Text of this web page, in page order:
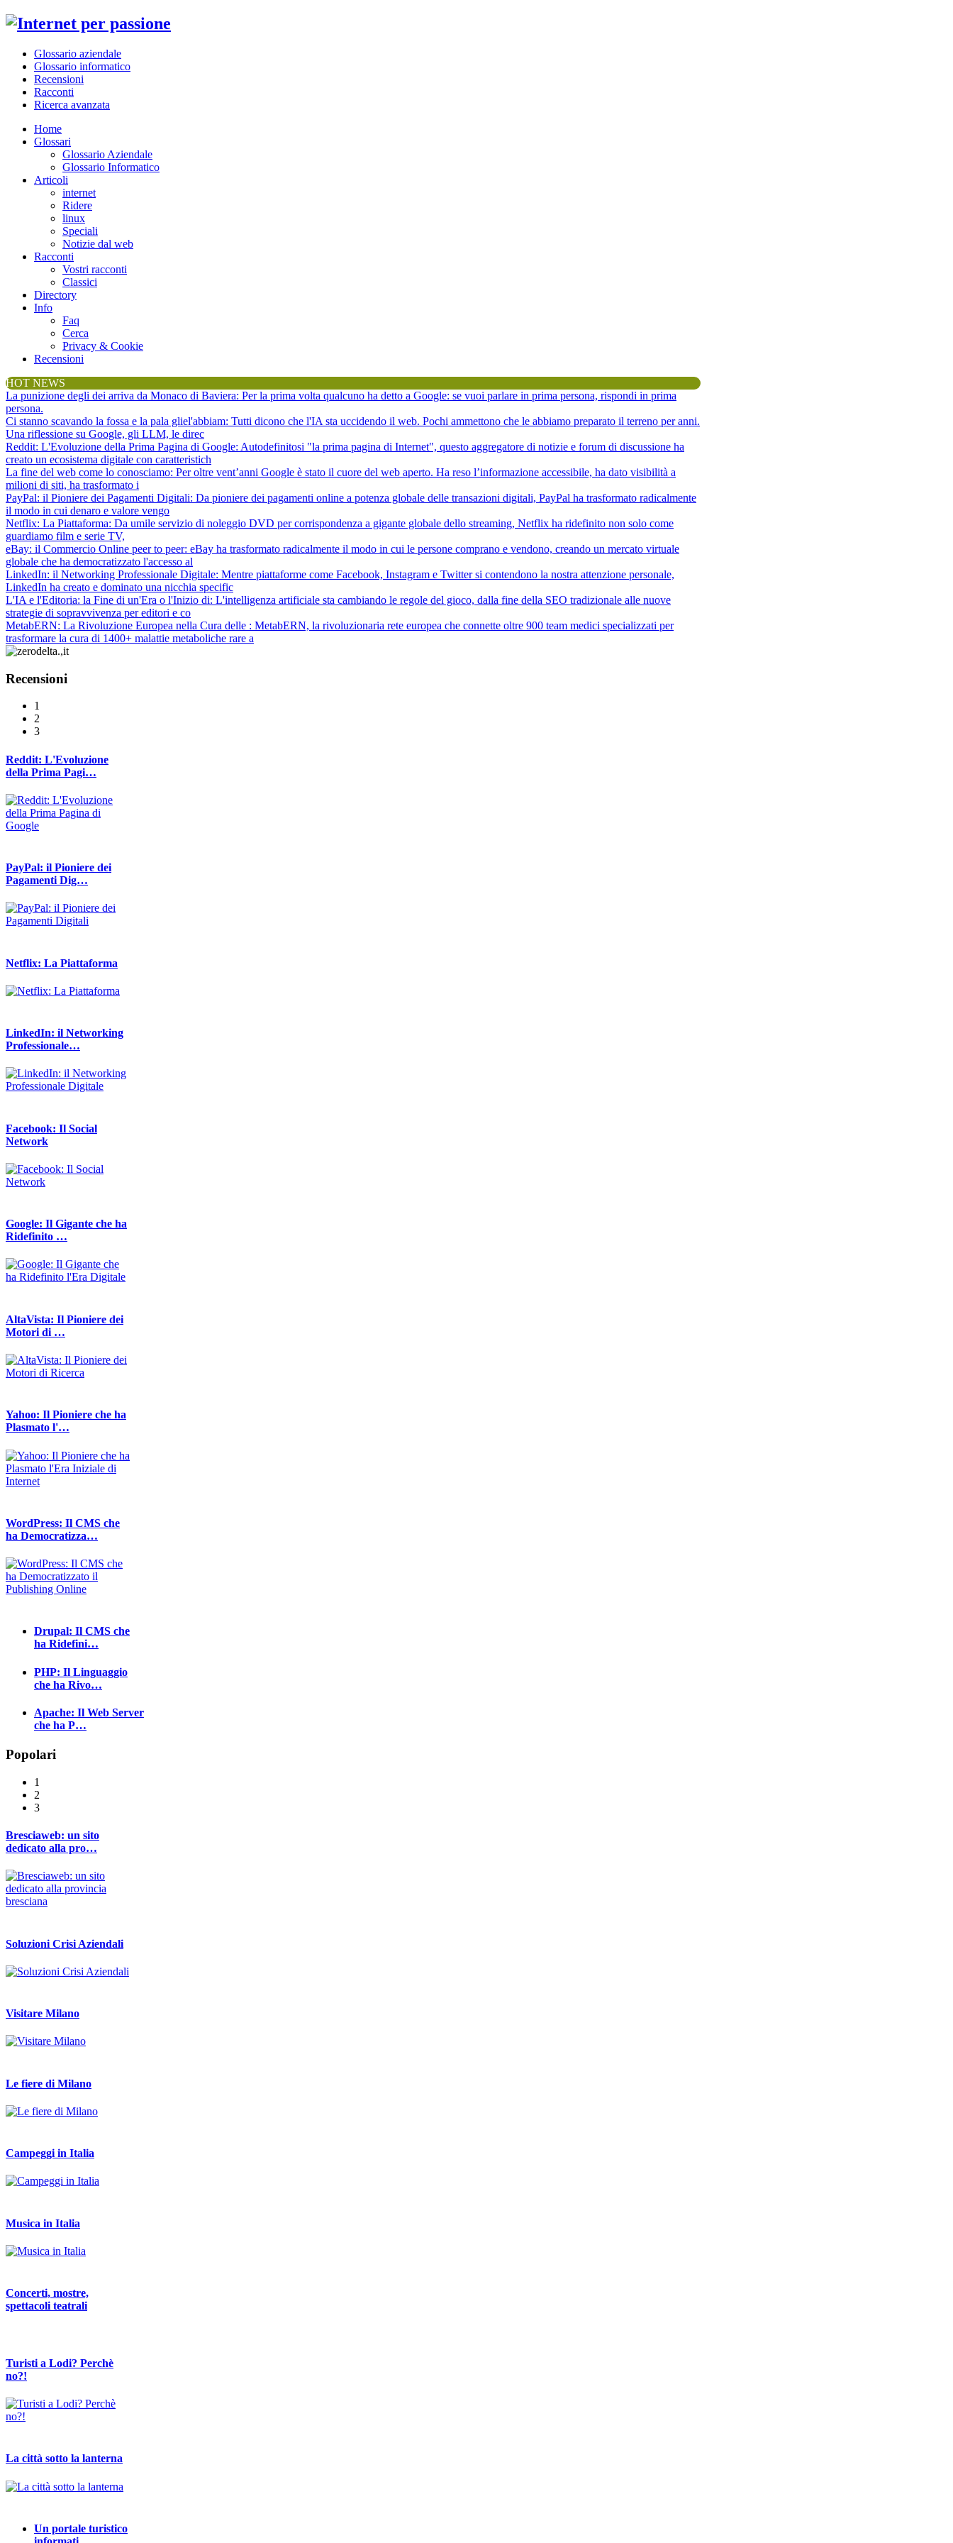
Glossario aziendale
Glossario informatico
Recensioni
Racconti
Ricerca avanzata
Home
Glossari
Glossario Aziendale
Glossario Informatico
Articoli
internet
Ridere
linux
Speciali
Notizie dal web
Racconti
Vostri racconti
Classici
Directory
Info
Faq
Cerca
Privacy & Cookie
Recensioni
HOT NEWS
La punizione degli dei arriva da Monaco di Baviera: Per la prima volta qualcuno ha detto a Google: se vuoi parlare in prima persona, rispondi in prima
persona.
Ci stanno scavando la fossa e la pala gliel'abbiam: Tutti dicono che l'IA sta uccidendo il web. Pochi ammettono che le abbiamo preparato il terreno per anni.
Una riflessione su Google, gli LLM, le direc
Reddit: L'Evoluzione della Prima Pagina di Google: Autodefinitosi "la prima pagina di Internet", questo aggregatore di notizie e forum di discussione ha
creato un ecosistema digitale con caratteristich
La fine del web come lo conosciamo: Per oltre vent’anni Google è stato il cuore del web aperto. Ha reso l’informazione accessibile, ha dato visibilità a
milioni di siti, ha trasformato i
PayPal: il Pioniere dei Pagamenti Digitali: Da pioniere dei pagamenti online a potenza globale delle transazioni digitali, PayPal ha trasformato radicalmente
il modo in cui denaro e valore vengo
Netflix: La Piattaforma: Da umile servizio di noleggio DVD per corrispondenza a gigante globale dello streaming, Netflix ha ridefinito non solo come
guardiamo film e serie TV,
eBay: il Commercio Online peer to peer: eBay ha trasformato radicalmente il modo in cui le persone comprano e vendono, creando un mercato virtuale
globale che ha democratizzato l'accesso al
LinkedIn: il Networking Professionale Digitale: Mentre piattaforme come Facebook, Instagram e Twitter si contendono la nostra attenzione personale,
LinkedIn ha creato e dominato una nicchia specific
L'IA e l'Editoria: la Fine di un'Era o l'Inizio di: L'intelligenza artificiale sta cambiando le regole del gioco, dalla fine della SEO tradizionale alle nuove
strategie di sopravvivenza per editori e co
MetabERN: La Rivoluzione Europea nella Cura delle : MetabERN, la rivoluzionaria rete europea che connette oltre 900 team medici specializzati per
trasformare la cura di 1400+ malattie metaboliche rare a
Recensioni
1
2
3
Reddit: L'Evoluzione
della Prima Pagi…
PayPal: il Pioniere dei
Pagamenti Dig…
Netflix: La Piattaforma
LinkedIn: il Networking
Professionale…
Facebook: Il Social
Network
Google: Il Gigante che ha
Ridefinito …
AltaVista: Il Pioniere dei
Motori di …
Yahoo: Il Pioniere che ha
Plasmato l'…
WordPress: Il CMS che
ha Democratizza…
Drupal: Il CMS che
ha Ridefini…
PHP: Il Linguaggio
che ha Rivo…
Apache: Il Web Server
che ha P…
Popolari
1
2
3
Bresciaweb: un sito
dedicato alla pro…
Soluzioni Crisi Aziendali
Visitare Milano
Le fiere di Milano
Campeggi in Italia
Musica in Italia
Concerti, mostre,
spettacoli teatrali
Turisti a Lodi? Perchè
no?!
La città sotto la lanterna
Un portale turistico